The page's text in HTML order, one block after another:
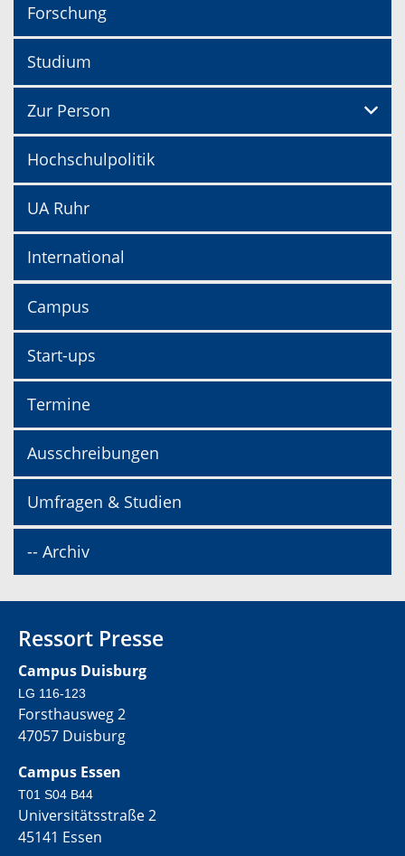
Forschung
Studium
Zur Person
Hochschulpolitik
UA Ruhr
International
Campus
Start-ups
Termine
Ausschreibungen
Umfragen & Studien
-- Archiv
Ressort Presse
Campus Duisburg
LG 116-123
Forsthausweg 2
47057 Duisburg
Campus Essen
T01 S04 B44
Universitätsstraße 2
45141 Essen